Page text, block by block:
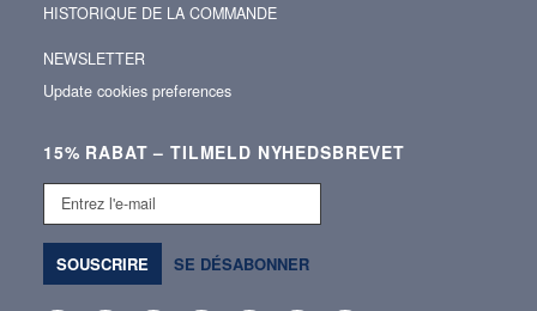
HISTORIQUE DE LA COMMANDE
NEWSLETTER
Update cookies preferences
15% RABAT – TILMELD NYHEDSBREVET
Entrez
mail
SOUSCRIRE SE DÉSABONNER